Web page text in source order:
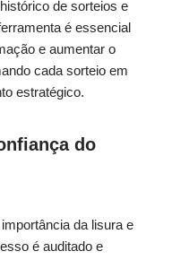
de sorteios e
é essencial
e aumentar o
cada sorteio em
estratégico.
do
da lisura e
é auditado e